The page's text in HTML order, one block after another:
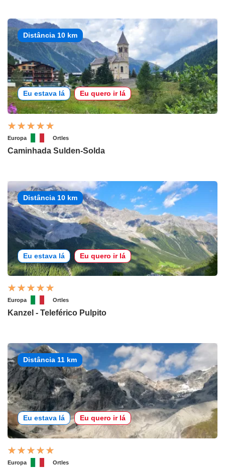
Distância 10 km
Eu estava lá Eu quero ir lá
Europa Ortles
Caminhada Sulden-Solda
Distância 10 km
Eu estava lá Eu quero ir lá
Europa Ortles
Kanzel - Teleférico Pulpito
Distância 11 km
Eu estava lá Eu quero ir lá
Europa Ortles